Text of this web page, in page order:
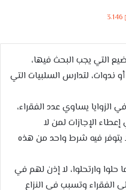
3٬146
التي يجب البحث فيها،
لتدارس السلبيات التي
يساوي عدد الفقراء،
الإجازات لمن لا
يتوفر فيه شرط واحد من هذه
حلوا وارتحلوا، لا إذن لهم في
الفقراء وتسبب في النزاع